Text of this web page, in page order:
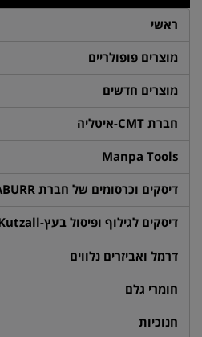
ראשי
מוצרים פופולריים
מוצרים חדשים
חברת CMT-איטליה
Manpa Tools
דיסקים וכרסומים של חברת SABURR-מארה"ב
דיסקים לגילוף ופיסול בעץ-Kutzall
דרמל ואביזרים נלווים
חומרי גלם
חנוכיות